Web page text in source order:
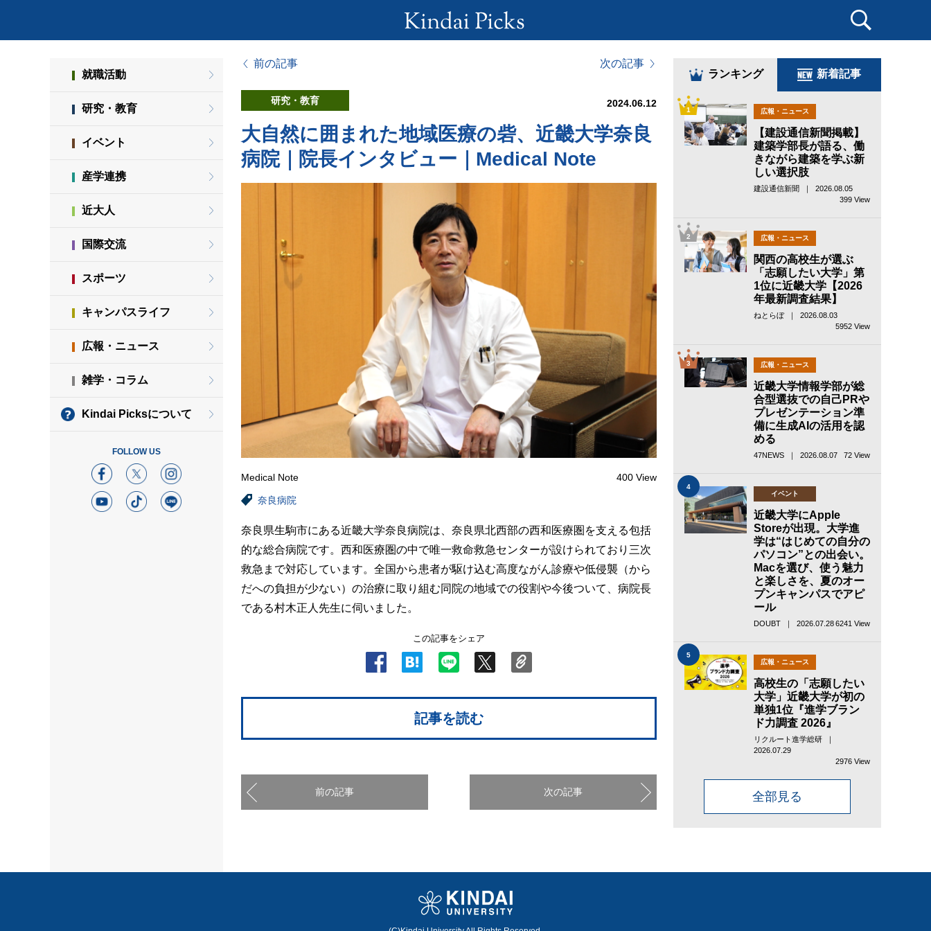
前の記事 次の記事
研究・教育 2024.06.12
大自然に囲まれた地域医療の砦、近畿大学奈良
病院｜院長インタビュー｜Medical Note
Medical Note 400 View
奈良病院
奈良県生駒市にある近畿大学奈良病院は、奈良県北西部の西和医療圏を支える包括
的な総合病院です。西和医療圏の中で唯一救命救急センターが設けられており三次
救急まで対応しています。全国から患者が駆け込む高度ながん診療や低侵襲（から
だへの負担が少ない）の治療に取り組む同院の地域での役割や今後ついて、病院長
である村木正人先生に伺いました。
この記事をシェア
記事を読む
前の記事 次の記事
ランキング 新着記事
1 広報・ニュース
【建設通信新聞掲載】
建築学部長が語る、働
きながら建築を学ぶ新
しい選択肢
建設通信新聞 ｜ 2026.08.05
399 View
2 広報・ニュース
関西の高校生が選ぶ
「志願したい大学」第
1位に近畿大学【2026
年最新調査結果】
ねとらぼ ｜ 2026.08.03
5952 View
3 広報・ニュース
近畿大学情報学部が総
合型選抜での自己PRや
プレゼンテーション準
備に生成AIの活用を認
める
47NEWS ｜ 2026.08.07 72 View
4
イベント
近畿大学にApple
Storeが出現。大学進
学は“はじめての自分の
パソコン”との出会い。
Macを選び、使う魅力
と楽しさを、夏のオー
プンキャンパスでアピ
ール
DOUBT ｜ 2026.07.286241 View
5
広報・ニュース
高校生の「志願したい
大学」近畿大学が初の
単独1位『進学ブラン
ド力調査 2026』
リクルート進学総研 ｜
2026.07.29
2976 View
全部見る
就職活動
研究・教育
イベント
産学連携
近大人
国際交流
スポーツ
キャンパスライフ
広報・ニュース
雑学・コラム
Kindai Picksについて
FOLLOW US